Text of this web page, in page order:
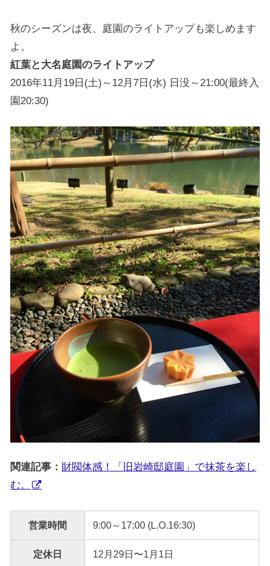
秋のシーズンは夜、庭園のライトアップも楽しめます
よ。
紅葉と大名庭園のライトアップ
2016年11月19日(土)～12月7日(水) 日没～21:00(最終入
園20:30)
関連記事： 財閥体感！「旧岩崎邸庭園」で抹茶を楽し
む。
営業時間 9:00～17:00 (L.O.16:30)
定休日 12月29日〜1月1日